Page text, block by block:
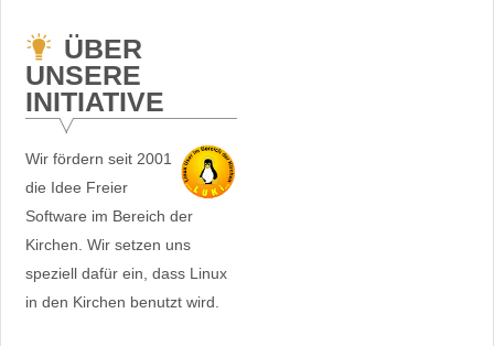
ÜBER
UNSERE
INITIATIVE
Wir fördern seit 2001
die Idee Freier
Software im Bereich der
Kirchen. Wir setzen uns
speziell dafür ein, dass Linux
in den Kirchen benutzt wird.